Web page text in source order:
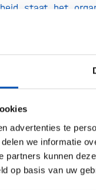
advertenties te
we informatie
partners kunnen
op basis van uw
staat het
het eerste land in
samen met
en hollandbio,